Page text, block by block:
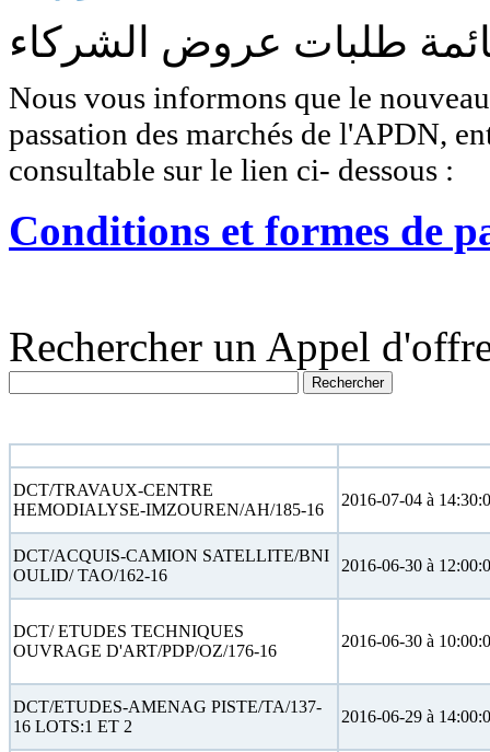
طلبات عروض الشركاء
Nous vous informons que le
passation des marchés de l'APDN,
consultable sur le lien ci- dessous :
Conditions et formes de
Rechercher un Appel
DCT/TRAVAUX-CENTRE
HEMODIALYSE-IMZOUREN/AH/185-16
2016-07-04 à
DCT/ACQUIS-CAMION SATELLITE/BNI
OULID/ TAO/162-16
2016-06-30 à
DCT/ ETUDES TECHNIQUES
OUVRAGE D'ART/PDP/OZ/176-16
2016-06-30 à
DCT/ETUDES-AMENAG PISTE/TA/137-
16 LOTS:1 ET 2
2016-06-29 à